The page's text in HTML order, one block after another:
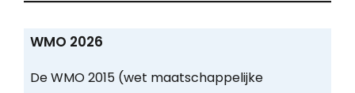
WMO 2026
De WMO 2015 (wet maatschappelijke